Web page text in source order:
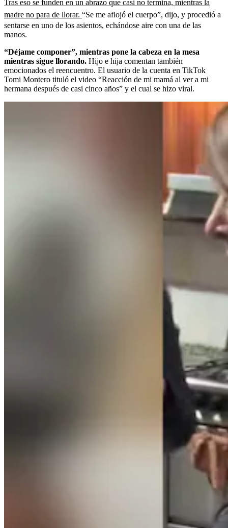
Tras eso se funden en un abrazo que casi no termina, mientras la
madre no para de llorar. “Se me aflojó el cuerpo”, dijo, y procedió a
sentarse en uno de los asientos, echándose aire con una de las
manos.
“Déjame componer”, mientras pone la cabeza en la mesa
mientras sigue llorando. Hijo e hija comentan también
emocionados el reencuentro. El usuario de la cuenta en TikTok
Tomi Montero tituló el video “Reacción de mi mamá al ver a mi
hermana después de casi cinco años” y el cual se hizo viral.